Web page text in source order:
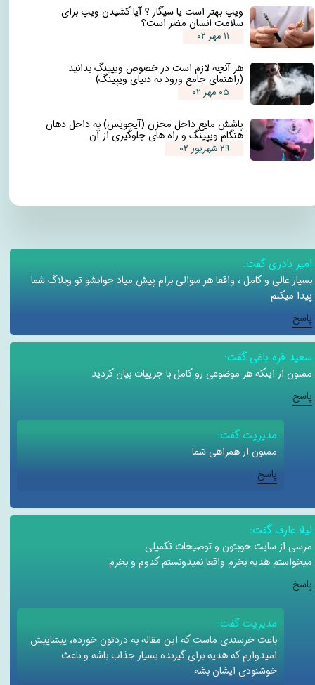
ویپ بهتر است یا سیگار ؟ آیا کشیدن ویپ برای
سلامت انسان مضر است؟
۱۱ مهر ۰۲
هر آنچه لازم است در خصوص ویپینگ بدانید
(راهنمای جامع ورود به دنیای ویپینگ)
۰۵ مهر ۰۲
پاشش مایع داخل مخزن (آیجویس) به داخل دهان
هنگام ویپینگ و راه های جلوگیری از آن
۲۹ شهریور ۰۲
امیر نادری گفت:
بسیار عالی و کامل ، واقعا هر سوالی برام پیش میاد جوابشو تو وبلاگ شما
پیدا میکنم
پاسخ
سعید قره باغی گفت:
ممنون از اینکه هر موضوعی رو کامل با جزییات بیان کردید
پاسخ
مدیریت گفت:
ممنون از همراهی شما
پاسخ
لیلا عارف گفت:
مرسی از سایت خوبتون و توضیحات تکمیلی
میخواستم هدیه بخرم واقعا نمیدونستم کدوم و بخرم
پاسخ
مدیریت گفت:
باعث خرسندی ماست که این مقاله به دردتون خورده، پیشاپیش
امیدوارم که هدیه برای گیرنده بسیار جذاب باشه و باعث
خوشنودی ایشان بشه